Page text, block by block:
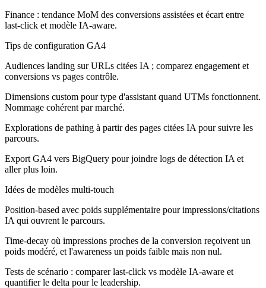
Finance : tendance MoM des conversions assistées et écart entre
last-click et modèle IA-aware.
Tips de configuration GA4
Audiences landing sur URLs citées IA ; comparez engagement et
conversions vs pages contrôle.
Dimensions custom pour type d'assistant quand UTMs fonctionnent.
Nommage cohérent par marché.
Explorations de pathing à partir des pages citées IA pour suivre les
parcours.
Export GA4 vers BigQuery pour joindre logs de détection IA et
aller plus loin.
Idées de modèles multi-touch
Position-based avec poids supplémentaire pour impressions/citations
IA qui ouvrent le parcours.
Time-decay où impressions proches de la conversion reçoivent un
poids modéré, et l'awareness un poids faible mais non nul.
Tests de scénario : comparer last-click vs modèle IA-aware et
quantifier le delta pour le leadership.